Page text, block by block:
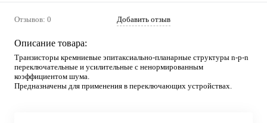
Отзывов: 0 Добавить отзыв
Описание товара:
Транзисторы кремниевые эпитаксиально-планарные структуры n-p-n
переключательные и усилительные с ненормированным
коэффициентом шума.
Предназначены для применения в переключающих устройствах.